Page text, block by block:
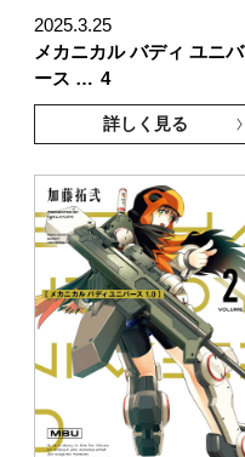
2025.3.25
メカニカル バディ ユニバ
ース … 4
詳しく見る